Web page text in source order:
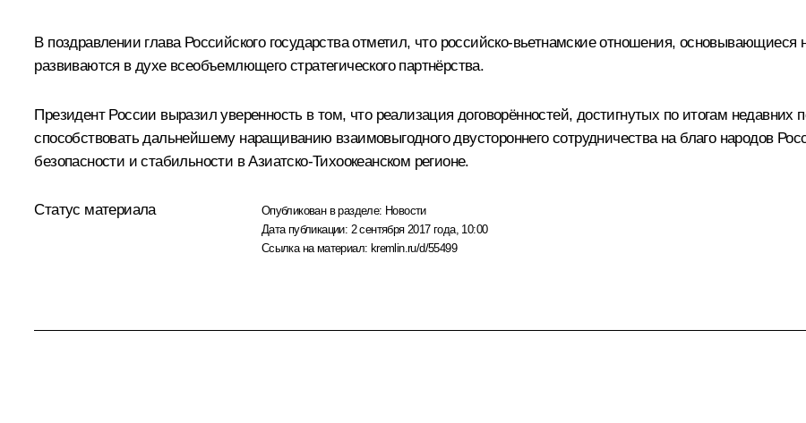
В поздравлении глава Российского государства отметил, что российско-вьетнамские отношения,
развиваются в духе всеобъемлющего стратегического партнёрства.
Президент России выразил уверенность в том, что реализация договорённостей, достигнутых по итогам недавних
способствовать дальнейшему наращиванию взаимовыгодного двустороннего сотрудничества на благо народов
безопасности и стабильности в Азиатско-Тихоокеанском регионе.
Статус материала Опубликован в разделе: Новости
Дата публикации: 2 сентября 2017 года, 10:00
Ссылка на материал: kremlin.ru/d/55499